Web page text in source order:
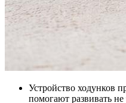
Устройство ходунков
помогают развивать